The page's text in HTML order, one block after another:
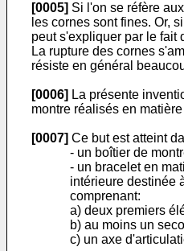
[0005] Si l'on se réfère
les cornes sont fines. Or,
peut s'expliquer par le fait
La rupture des cornes
résiste en général
[0006] La présente
montre réalisés en
[0007] Ce but est atteint
- un boîtier de
- un bracelet en
intérieure destinée
comprenant:
a) deux premiers
b) au moins un
c) un axe